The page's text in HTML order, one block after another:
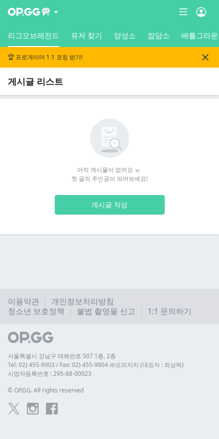
리그오브레전드 유저 찾기 양성소 잡담소 배틀그라
🏆 프로게이머 1:1 코칭 받기!
게시글 리스트
아직 게시물이 없어요 ㅠ
첫 글의 주인공이 되어보세요!
게시글 작성
이용약관
개인정보처리방침
청소년 보호정책
불법 촬영물 신고 1:1 문의하기
서울특별시 강남구 테헤란로 507 1층, 2층
Tel: 02) 455-9903 / Fax: 02) 455-9904 ㈜오피지지 (대표자 : 최상락)
사업자등록번호 : 295-88-00023
© OP.GG. All rights reserved